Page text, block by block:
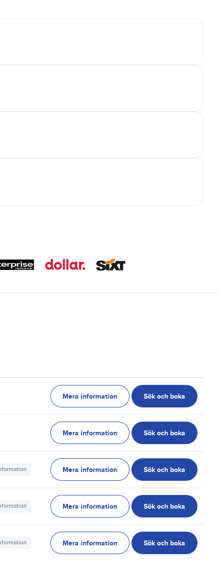
Mera information Sök och boka
Mera information Sök och boka
Mera information Sök och boka
Mera information Sök och boka
Mera information Sök och boka